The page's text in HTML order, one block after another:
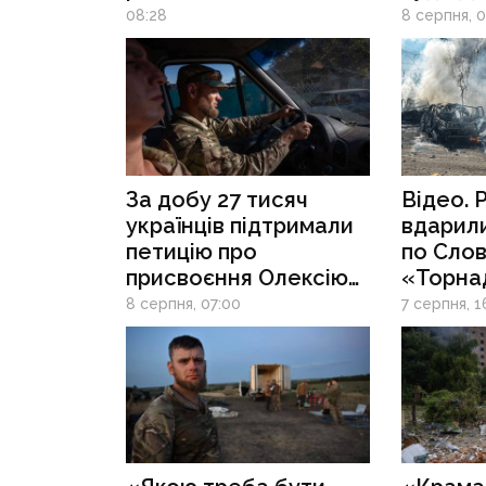
на Донеччині
08:28
не
у
та
8 серпня,
За добу 27 тисяч
українців підтримали
петицію про
присвоєння Олексію
Юкову звання Героя
України посмертно
8 серпня, 07:00
Відео.
по
7 серпня,